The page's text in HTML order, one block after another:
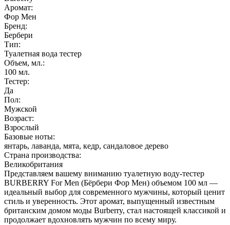
Аромат:
Фор Мен
Бренд:
Бербери
Тип:
Туалетная вода тестер
Объем, мл.:
100 мл.
Тестер:
Да
Пол:
Мужской
Возраст:
Взрослый
Базовые ноты:
янтарь, лаванда, мята, кедр, сандаловое дерево
Страна производства:
Великобритания
Представляем вашему вниманию туалетную воду-тестер
BURBERRY For Men (Бёрбери Фор Мен) объемом 100 мл —
идеальный выбор для современного мужчины, который ценит
стиль и уверенность. Этот аромат, выпущенный известным
британским домом моды Burberry, стал настоящей классикой и
продолжает вдохновлять мужчин по всему миру.